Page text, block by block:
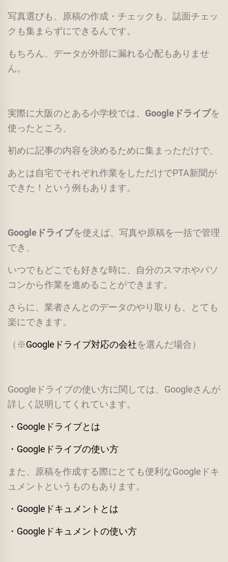
写真選びも、原稿の作成・チェックも、誌面チェッ
クも集まらずにできるんです。
もちろん、データが外部に漏れる心配もありませ
ん。
実際に大阪のとある小学校では、 Googleドライブを
使ったところ、
初めに記事の内容を決めるために集まっただけで、
あとは自宅でそれぞれ作業をしただけでPTA新聞が
できた！という例もあります。
Googleドライブを使えば、写真や原稿を一括で管理
でき、
いつでもどこでも好きな時に、自分のスマホやパソ
コンから作業を進めることができます。
さらに、業者さんとのデータのやり取りも、とても
楽にできます。
（※Googleドライブ対応の会社を選んだ場合）
Googleドライブの使い方に関しては、Googleさんが
詳しく説明してくれています。
・Googleドライブとは
・Googleドライブの使い方
また、原稿を作成する際にとても便利なGoogleドキ
ュメントというものもあります。
・Googleドキュメントとは
・Googleドキュメントの使い方